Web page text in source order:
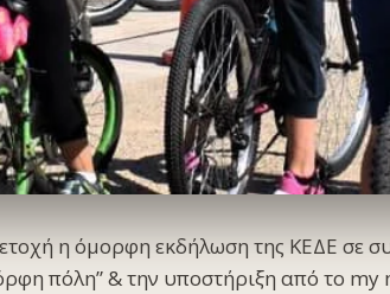
η όμορφη εκδήλωση της ΚΕΔΕ σε
πόλη” & την υποστήριξη από το my